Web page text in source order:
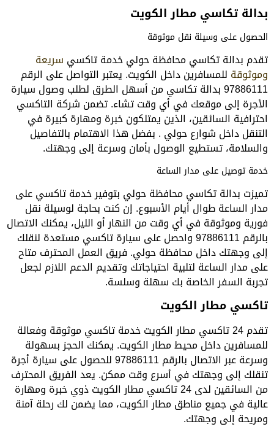
بدالة تكاسي مطار الكويت
الحصول على وسيلة نقل موثوقة
تقدم بدالة تكاسي محافظة حولي خدمة تاكسي سريعة
وموثوقة للمسافرين داخل الكويت. يعتبر التواصل على الرقم
97886111 بدالة تكاسي من أسهل الطرق لطلب وصول سيارة
الأجرة إلى موقعك في أي وقت تشاء. تضمن شركة التاكسي
احترافية السائقين، الذين يمتلكون خبرة ومهارة كبيرة في
التنقل داخل شوارع حولي . بفضل هذا الاهتمام بالتفاصيل
والسلامة، تستطيع الوصول بأمان وسرعة إلى وجهتك.
خدمة توصيل على مدار الساعة
تميزت بدالة تكاسي محافظة حولي بتوفير خدمة تاكسي على
مدار الساعة طوال أيام الأسبوع. إن كنت بحاجة لوسيلة نقل
فورية وموثوقة في أي وقت من النهار أو الليل، يمكنك الاتصال
بالرقم 97886111 واحصل على سيارة تاكسي مستعدة لنقلك
إلى وجهتك داخل محافظة حولي. فريق العمل المحترف متاح
على مدار الساعة لتلبية احتياجاتك وتقديم الدعم اللازم لجعل
تجربة السفر الخاصة بك سهلة وسلسة.
تاكسي مطار الكويت
تقدم 24 تاكسي مطار الكويت خدمة تاكسي موثوقة وفعالة
للمسافرين داخل محيط مطار الكويت. يمكنك الحجز بسهولة
وسرعة عبر الاتصال بالرقم 97886111 للحصول على سيارة أجرة
تنقلك إلى وجهتك في أسرع وقت ممكن. يعد الفريق المحترف
من السائقين لدى 24 تاكسي مطار الكويت ذوي خبرة ومهارة
عالية في جميع مناطق مطار الكويت، مما يضمن لك رحلة آمنة
ومريحة إلى وجهتك.